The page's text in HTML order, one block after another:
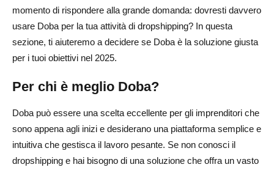
momento di rispondere alla grande domanda: dovresti davvero
usare Doba per la tua attività di dropshipping? In questa
sezione, ti aiuteremo a decidere se Doba è la soluzione giusta
per i tuoi obiettivi nel 2025.
Per chi è meglio Doba?
Doba può essere una scelta eccellente per gli imprenditori che
sono appena agli inizi e desiderano una piattaforma semplice e
intuitiva che gestisca il lavoro pesante. Se non conosci il
dropshipping e hai bisogno di una soluzione che offra un vasto